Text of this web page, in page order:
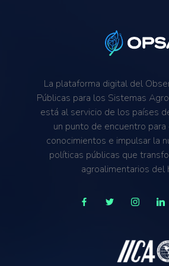
La plataforma digital del
Públicas para los Sistemas
está al servicio de los países
un punto de encuentro
conocimientos e impulsar la
políticas públicas que
agroalimentarios del